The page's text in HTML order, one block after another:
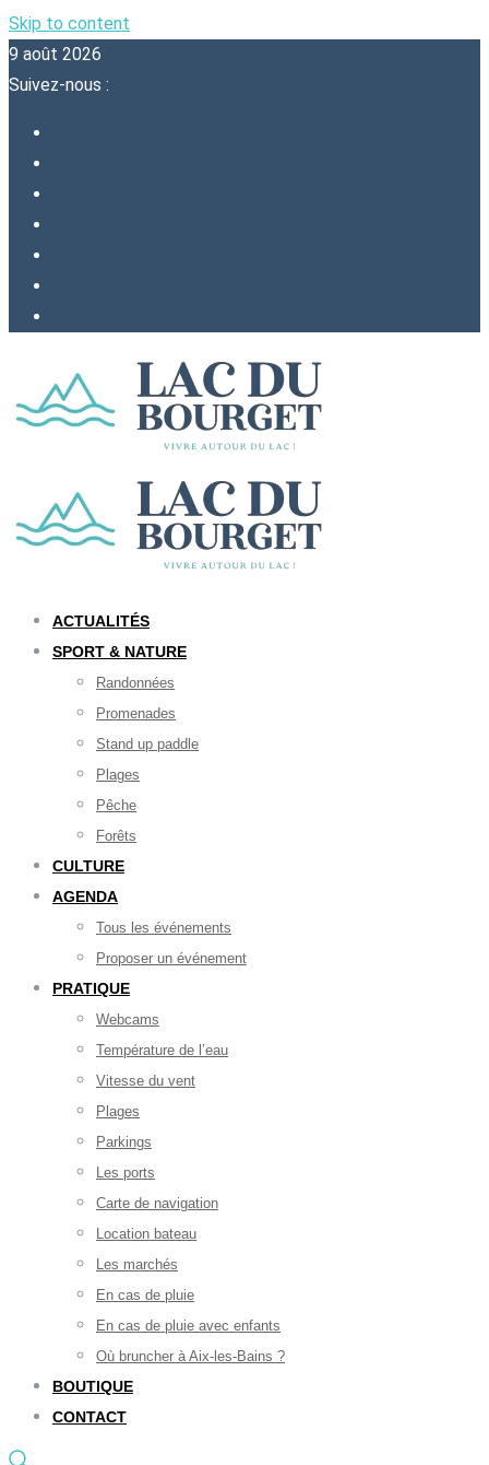
Skip to content
9 août 2026
Suivez-nous :
ACTUALITÉS
SPORT & NATURE
Randonnées
Promenades
Stand up paddle
Plages
Pêche
Forêts
CULTURE
AGENDA
Tous les événements
Proposer un événement
PRATIQUE
Webcams
Température de l’eau
Vitesse du vent
Plages
Parkings
Les ports
Carte de navigation
Location bateau
Les marchés
En cas de pluie
En cas de pluie avec enfants
Où bruncher à Aix-les-Bains ?
BOUTIQUE
CONTACT